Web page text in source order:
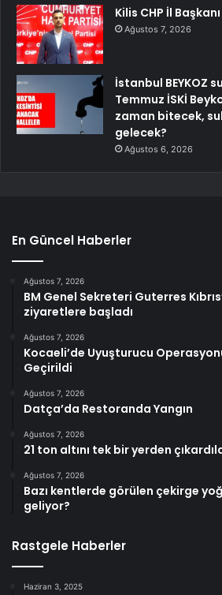
Kilis CHP İl
Ağustos 7, 2026
İstanbul BEYKOZ
Temmuz İSKİ
zaman bitecek,
gelecek?
Ağustos 6, 2026
En Güncel Haberler
Ağustos 7, 2026
BM Genel Sekreteri Guterres
ziyaretlere başladı
Ağustos 7, 2026
Kocaeli’de Uyuşturucu
Geçirildi
Ağustos 7, 2026
Datça’da Restoranda Yangın
Ağustos 7, 2026
21 ton altını tek bir yerden
Ağustos 7, 2026
Bazı kentlerde görülen çekirge
geliyor?
Rastgele Haberler
Haziran 3, 2025